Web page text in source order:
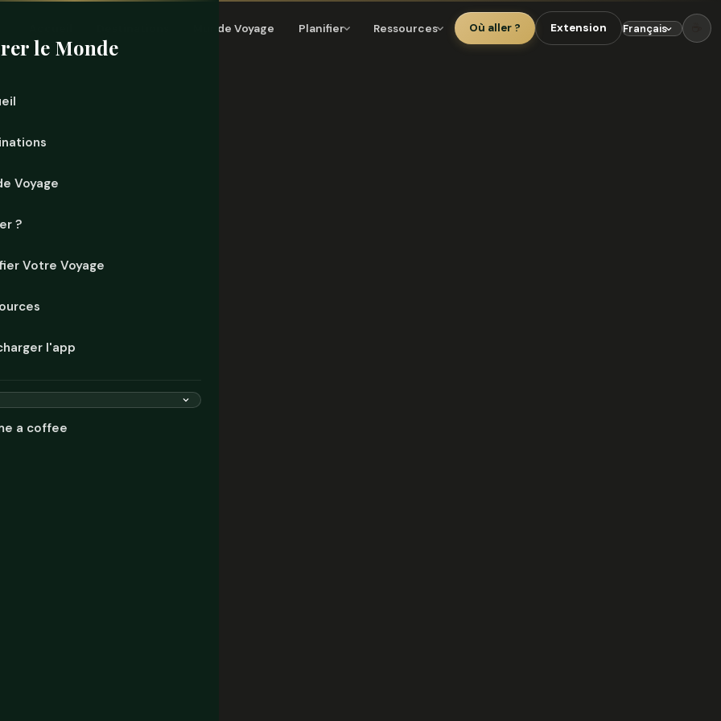
Mur de Voyage Planifier Ressources Où aller ? Extension
le Monde
Voyage
?
Votre Voyage
l'app
a coffee